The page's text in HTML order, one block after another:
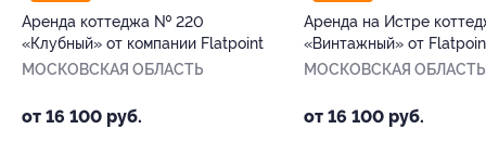
Аренда коттеджа № 220
«Клубный» от компании Flatpoint
МОСКОВСКАЯ ОБЛАСТЬ
от 16 100 руб.
Аренда на Истре
«Винтажный» от
МОСКОВСКАЯ ОБЛАСТЬ
от 16 100 руб.